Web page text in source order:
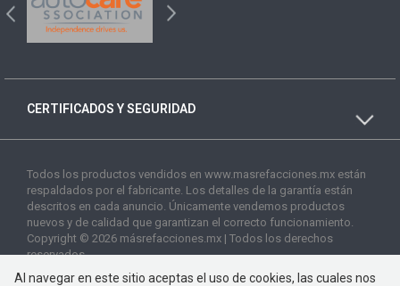
CERTIFICADOS Y SEGURIDAD
Todos los productos vendidos en www.masrefacciones.mx están
respaldados por el fabricante. Los detalles de la garantía están
descritos en cada anuncio. Únicamente vendemos productos
nuevos y de calidad que garantizan el correcto funcionamiento.
Copyright © 2026 másrefacciones.mx | Todos los derechos
reservados
Al navegar en este sitio aceptas el uso de cookies, las cuales nos